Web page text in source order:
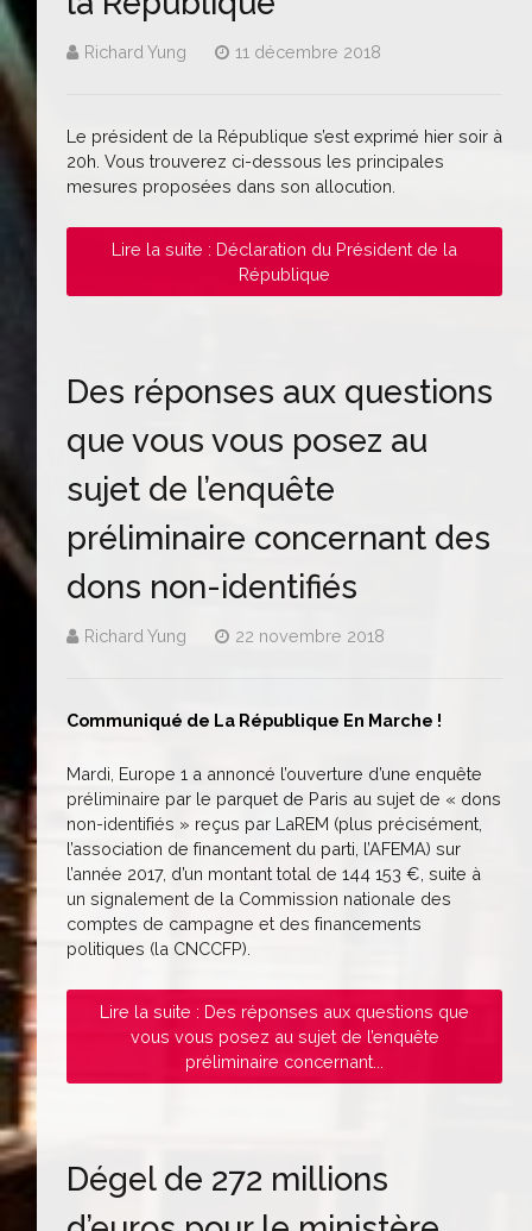
Richard Yung 11 décembre 2018
Le président de la République s’est exprimé hier soir à
20h. Vous trouverez ci-dessous les principales
mesures proposées dans son allocution.
Lire la suite : Déclaration du Président de la
République
Des réponses aux questions
que vous vous posez au
sujet de l’enquête
préliminaire concernant des
dons non-identifiés
Richard Yung 22 novembre 2018
Communiqué de La République En Marche !
Mardi, Europe 1 a annoncé l’ouverture d’une enquête
préliminaire par le parquet de Paris au sujet de « dons
non-identifiés » reçus par LaREM (plus précisément,
l’association de financement du parti, l’AFEMA) sur
l’année 2017, d’un montant total de 144 153 €, suite à
un signalement de la Commission nationale des
comptes de campagne et des financements
politiques (la CNCCFP).
Lire la suite : Des réponses aux questions que
vous vous posez au sujet de l’enquête
préliminaire concernant...
Dégel de 272 millions